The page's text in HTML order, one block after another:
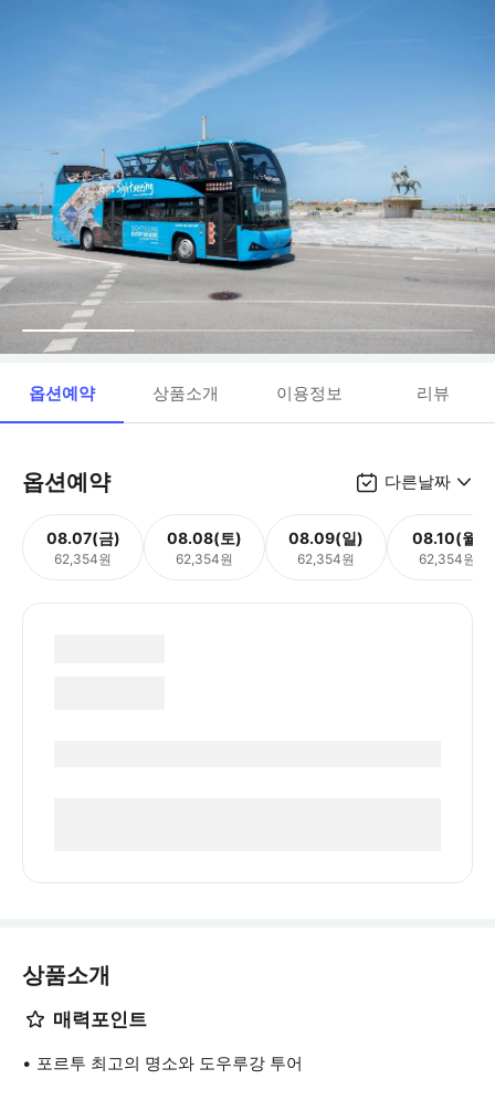
옵션예약 상품소개 이용정보 리뷰
옵션예약 다른날짜
08.07(금)
62,354원
08.08(토)
62,354원
08.09(일)
62,354원
08.10(월)
62,354원
상품소개
매력포인트
포르투 최고의 명소와 도우루강 투어